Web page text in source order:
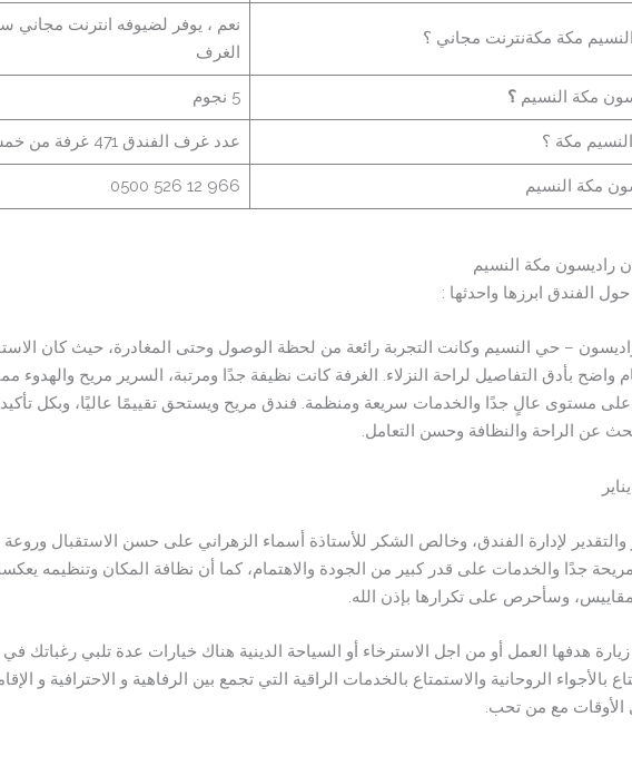
مكة مكةنترنت مجاني ؟
نعم ، يوفر لضيوفه انترنت مجاني
الغرف
مكة النسيم ؟ 5 نجوم
مكة ؟ عدد غرف الفندق 471 غرفة من خمسة طوابق
مكة النسيم 966 12 526 0500
راديسون مكة النسيم
الفندق ابرزها واحدثها :
– حي النسيم وكانت التجربة رائعة من لحظة الوصول وحتى المغادرة، حيث كان
واضح بأدق التفاصيل لراحة النزلاء. الغرفة كانت نظيفة جدًا ومرتبة، السرير مريح والهدوء
على مستوى عالٍ جدًا والخدمات سريعة ومنظمة. فندق مريح ويستحق تقييمًا عاليًا، وبكل
عن الراحة والنظافة وحسن التعامل.
لإدارة الفندق، وخالص الشكر للأستاذة أسماء الزهراني على حسن الاستقبال
مريحة جدًا والخدمات على قدر كبير من الجودة والاهتمام، كما أن نظافة المكان وتنظيمه
وسأحرص على تكرارها بإذن الله.
هدفها العمل أو من اجل الاسترخاء أو السياحة الدينية هناك خيارات عدة تلبي رغباتك في
بالأجواء الروحانية والاستمتاع بالخدمات الراقية التي تجمع بين الرفاهية و الاحترافية و
مع من تحب.